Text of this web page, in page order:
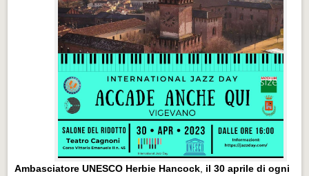
Ambasciatore UNESCO Herbie Hancock il 30 aprile di ogni